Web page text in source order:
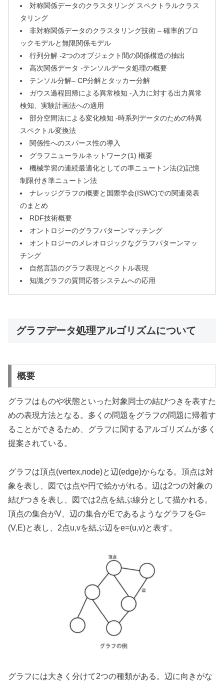
対称関係データのクラスタリング スペクトラルクラス
タリング
非対称関係データのクラスタリング技術 – 確率的ブロ
ックモデルと無限関係モデル
行列分解 -2つのオブジェクト間の関係構造の抽出
高次関係データ -テンソルデータ処理の概要
テンソル分解– CP分解とタッカー分解
ガウス過程回帰による異常検知 -入力に対する出力異常
検知、実験計画法への適用
部分空間法による変化検知 -時系列データのための特異
スペクトル変換法
関係性へのスパース性の導入
グラフニューラルネットワーク(1) 概要
機械学習の連続最適化としての準ニュートン法(2)記憶
制限付き準ニュートン法
ナレッジグラフの概要と国際学会(ISWC)での関連発表
のまとめ
RDF技術概要
オントロジーのグラフパターンマッチング
オントロジーのメレオロジックなグラフパターンマッ
チング
自然言語のグラフ表現とベクトル表現
知識グラフの質問応答システムへの応用
グラフデータ処理アルゴリズムについて
概要
グラフはものや状態といった対象同士の結びつきを表すた
めの表現方法となる。多くの問題をグラフの問題に帰着す
ることができるため、グラフに関するアルゴリズムが多く
提案されている。
グラフは頂点(vertex,node)と辺(edge)からなる。頂点は対
象を表し、図では点や円で絵かがれる。辺は2つの対象の
結びつきを表し、図では2点を結ぶ線分として描かれる。
頂点の集合がV、辺の集合がEであるようなグラフをG=
(V,E)と表し、2点u,vを結ぶ辺をe=(u,v)と表す。
グラフには大きく分けて2つの種類がある。辺に向きがな